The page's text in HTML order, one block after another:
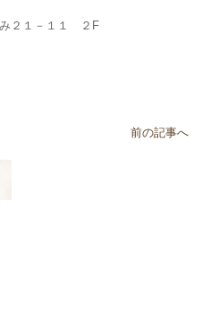
み２１－１１ ２F
前の記事へ